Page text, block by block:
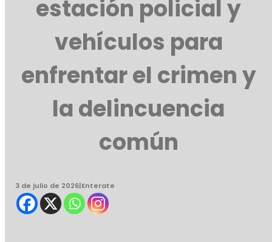
estación policial y
vehículos para
enfrentar el crimen y
la delincuencia
común
3 de julio de 2026|Enterate